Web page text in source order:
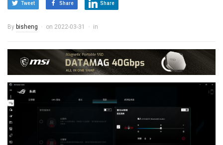
Tweet Share Share
By bisheng on 2022-03-31 in